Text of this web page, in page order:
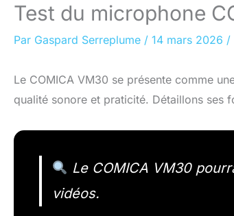
Test du microphone
Par Gaspard Serreplume / 14 mars 2026 /
Le COMICA VM30 se présente comme
qualité sonore et praticité. Détaillons ses
Le COMICA VM30
vidéos.